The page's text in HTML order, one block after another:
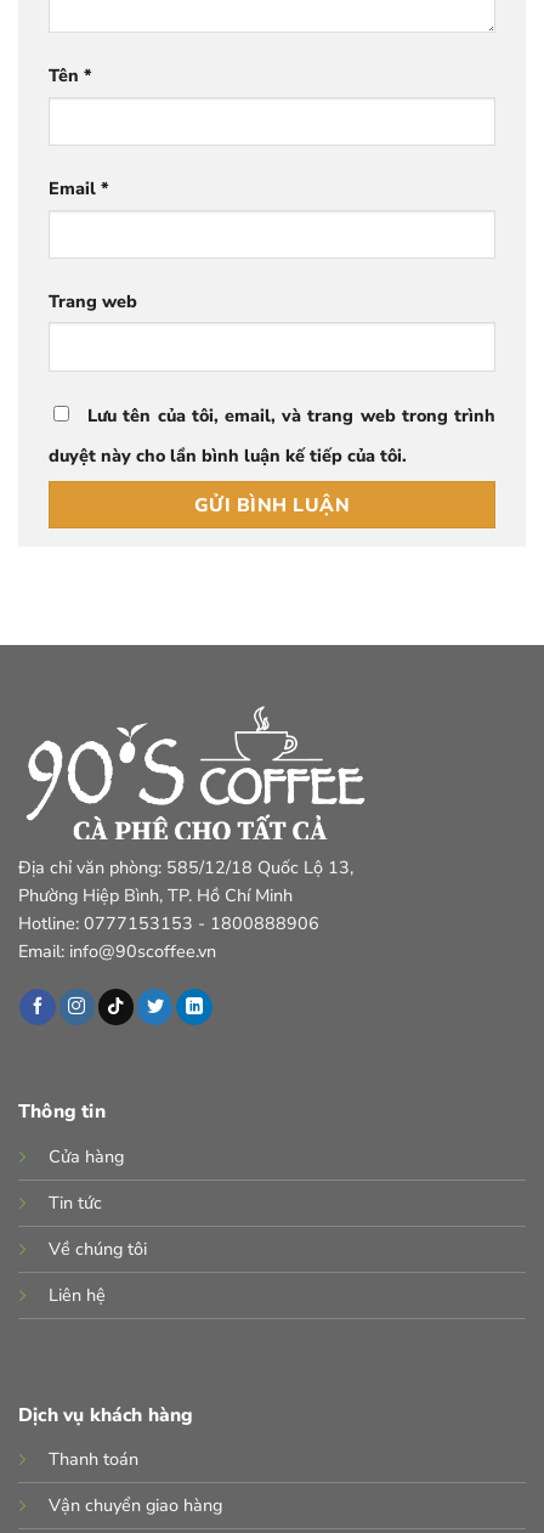
Tên *
Email *
Trang web
Lưu tên của tôi, email, và trang web trong trình
duyệt này cho lần bình luận kế tiếp của tôi.
Địa chỉ văn phòng: 585/12/18 Quốc Lộ 13,
Phường Hiệp Bình, TP. Hồ Chí Minh
Hotline: 0777153153 - 1800888906
Email: info@90scoffee.vn
Thông tin
Cửa hàng
Tin tức
Về chúng tôi
Liên hệ
Dịch vụ khách hàng
Thanh toán
Vận chuyển giao hàng